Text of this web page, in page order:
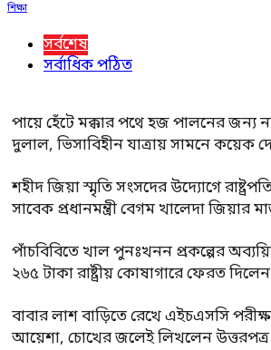
শিক্ষা
সর্বশেষ
সর্বাধিক পঠিত
পায়ে হেঁটে মক্কার পথে হজ পালনের জন্য
দুলাল, ভিসাবিহীন যাত্রায় সামনে কয়েক
শহীদ জিয়া স্মৃতি সংসদের উদ্যোগে
সাবেক প্রধানমন্ত্রী বেগম খালেদা জিয়ার
পাঁচবিবিতে খাল পুনঃখনন প্রকল্পের
২৬৫ টাকা রাষ্ট্রীয় কোষাগারে ফেরত
বাবার লাশ বাড়িতে রেখে এইচএসসি
আয়েশা, চোখের জলেই লিখলেন উত্তরপত্র